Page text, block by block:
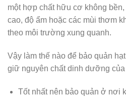
một hợp chất hữu cơ không
cao, độ ẩm hoặc các mùi thơm
theo môi trường xung quanh.
Vậy làm thế nào để bảo quản
giữ nguyên chất dinh dưỡng của
Tốt nhất nên bảo quản ở nơi